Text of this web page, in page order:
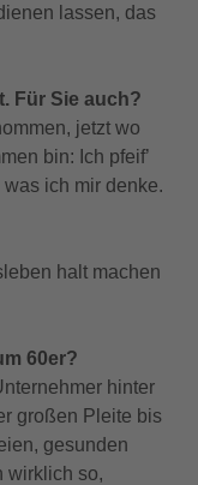
lassen, das
Für Sie auch?
jetzt wo
bin: Ich pfeif’
ich mir denke.
halt machen
60er?
hinter
großen Pleite bis
gesunden
wirklich so,